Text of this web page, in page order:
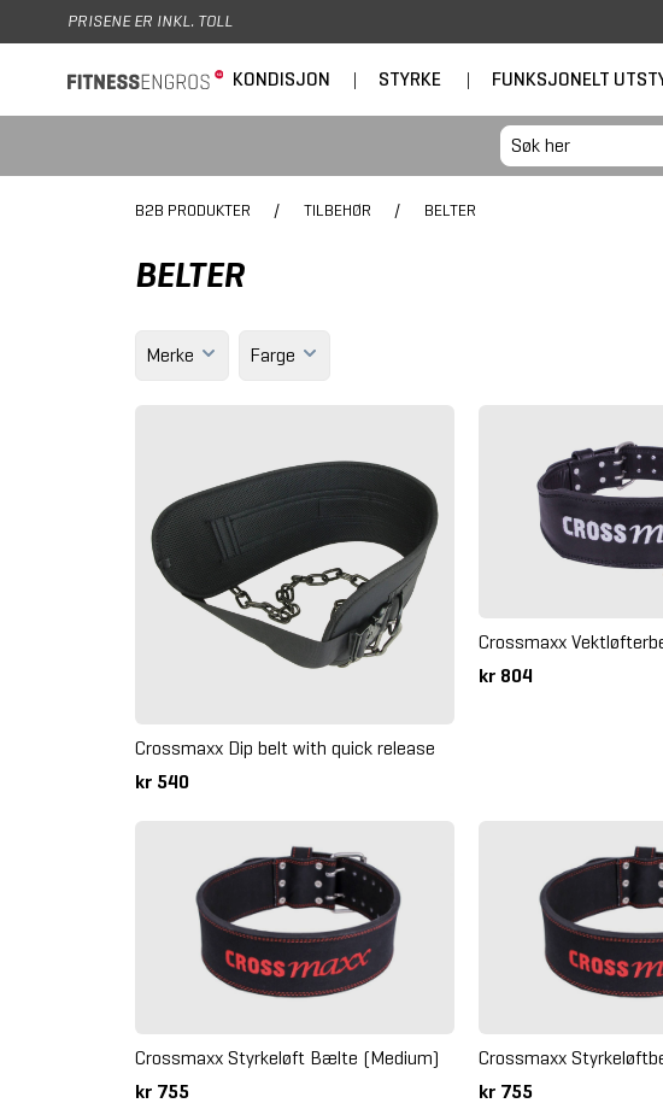
Hopp til hovedinnhold
PRISENE ER INKL. TOLL
KONDISJON | STYRKE | FUNKSJONELT
B2B PRODUKTER / TILBEHØR / BELTER
BELTER
Merke Farge
Crossmaxx Dip belt with quick release
kr 540
Crossmaxx
kr 804
Crossmaxx Styrkeløft Bælte (Medium)
kr 755
Crossmaxx
kr 755